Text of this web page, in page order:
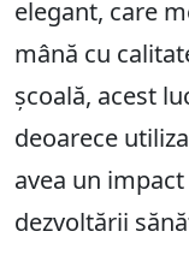
elegant, care
mână cu
școală, acest
deoarece
avea un
dezvoltării